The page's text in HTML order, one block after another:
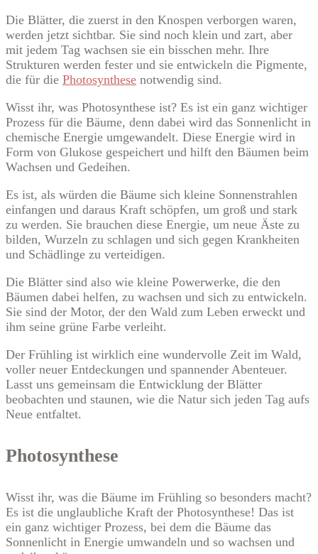
Die Blätter, die zuerst in den Knospen verborgen waren,
werden jetzt sichtbar. Sie sind noch klein und zart, aber
mit jedem Tag wachsen sie ein bisschen mehr. Ihre
Strukturen werden fester und sie entwickeln die Pigmente,
die für die Photosynthese notwendig sind.
Wisst ihr, was Photosynthese ist? Es ist ein ganz wichtiger
Prozess für die Bäume, denn dabei wird das Sonnenlicht in
chemische Energie umgewandelt. Diese Energie wird in
Form von Glukose gespeichert und hilft den Bäumen beim
Wachsen und Gedeihen.
Es ist, als würden die Bäume sich kleine Sonnenstrahlen
einfangen und daraus Kraft schöpfen, um groß und stark
zu werden. Sie brauchen diese Energie, um neue Äste zu
bilden, Wurzeln zu schlagen und sich gegen Krankheiten
und Schädlinge zu verteidigen.
Die Blätter sind also wie kleine Powerwerke, die den
Bäumen dabei helfen, zu wachsen und sich zu entwickeln.
Sie sind der Motor, der den Wald zum Leben erweckt und
ihm seine grüne Farbe verleiht.
Der Frühling ist wirklich eine wundervolle Zeit im Wald,
voller neuer Entdeckungen und spannender Abenteuer.
Lasst uns gemeinsam die Entwicklung der Blätter
beobachten und staunen, wie die Natur sich jeden Tag aufs
Neue entfaltet.
Photosynthese
Wisst ihr, was die Bäume im Frühling so besonders macht?
Es ist die unglaubliche Kraft der Photosynthese! Das ist
ein ganz wichtiger Prozess, bei dem die Bäume das
Sonnenlicht in Energie umwandeln und so wachsen und